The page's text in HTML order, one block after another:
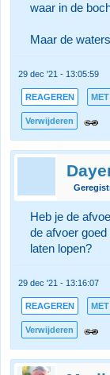
waar in de
Maar de
29 dec '21 - 13:05:59
REAGEREN
Verwijderen
Heb je de
de afvoer
laten lopen?
29 dec '21 - 13:16:07
REAGEREN
Verwijderen